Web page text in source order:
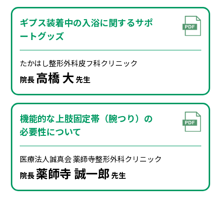
ギプス装着中の入浴に関するサポ
ートグッズ
たかはし整形外科⽪フ科クリニック
院⻑⾼橋 ⼤ 先⽣
機能的な上肢固定帯（腕つり）の
必要性について
医療法⼈誠真会薬師寺整形外科クリニック
院⻑薬師寺 誠⼀郎先⽣